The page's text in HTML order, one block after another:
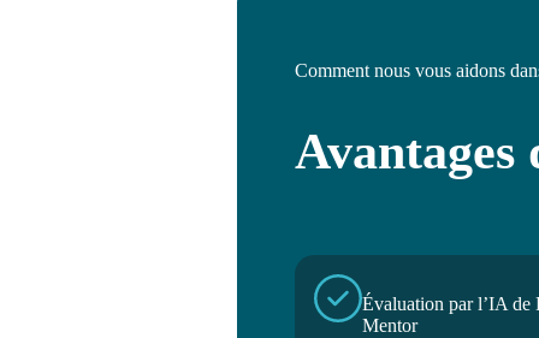
Comment nous vous aidons
Évaluation par l’IA de
Mentor